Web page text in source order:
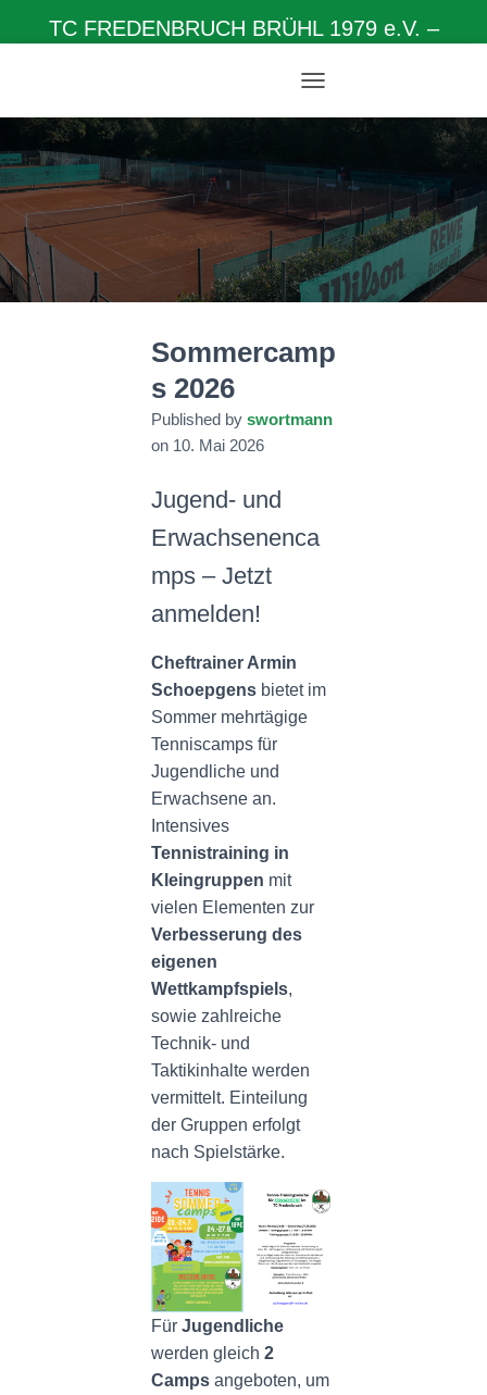
TC FREDENBRUCH BRÜHL 1979 e.V. –
A
G
T
I
O
N
U
S
C
L
Sommercamp
s 2026
Published by swortmann
on 10. Mai 2026
Jugend- und
Erwachsenenca
mps – Jetzt
anmelden!
Cheftrainer Armin
Schoepgens bietet im
Sommer mehrtägige
Tenniscamps für
Jugendliche und
Erwachsene an.
Intensives
Tennistraining in
Kleingruppen mit
vielen Elementen zur
Verbesserung des
eigenen
Wettkampfspiels,
sowie zahlreiche
Technik- und
Taktikinhalte werden
vermittelt. Einteilung
der Gruppen erfolgt
nach Spielstärke.
Für Jugendliche
werden gleich 2
Camps angeboten, um